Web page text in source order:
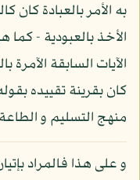
به الأمر بالعبادة كان
الأخذ بالعبودية -
الآيات السابقة
كان بقرينة تقييده
منهج التسليم و الطاعة
و على هذا فالمراد